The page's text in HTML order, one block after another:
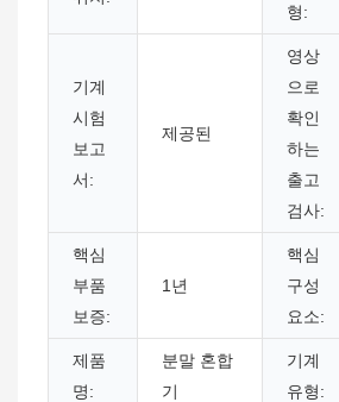
형:
기계
시험
보고
서:
제공된
영상
으로
확인
하는
출고
검사:
핵심
부품
보증:
1년
핵심
구성
요소:
제품
명:
분말 혼합
기
기계
유형: